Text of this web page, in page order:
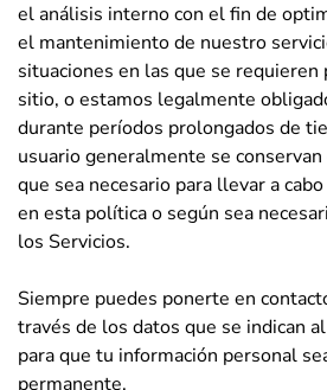
el análisis interno con el fin de
el mantenimiento de nuestro
situaciones en las que se requieren
sitio, o estamos legalmente
durante períodos prolongados de
usuario generalmente se
que sea necesario para llevar a
en esta política o según sea
los Servicios.
Siempre puedes ponerte en
través de los datos que se indican
para que tu información personal
permanente.